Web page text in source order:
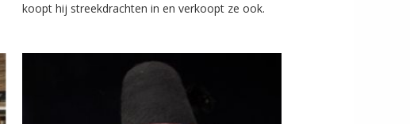
koopt hij streekdrachten in en verkoopt ze ook.